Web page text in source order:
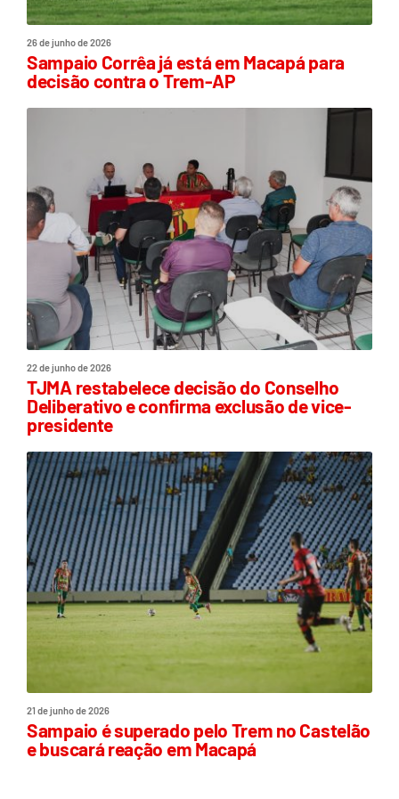
26 de junho de 2026
Sampaio Corrêa já está em Macapá para
decisão contra o Trem-AP
22 de junho de 2026
TJMA restabelece decisão do Conselho
Deliberativo e confirma exclusão de vice-
presidente
21 de junho de 2026
Sampaio é superado pelo Trem no Castelão
e buscará reação em Macapá